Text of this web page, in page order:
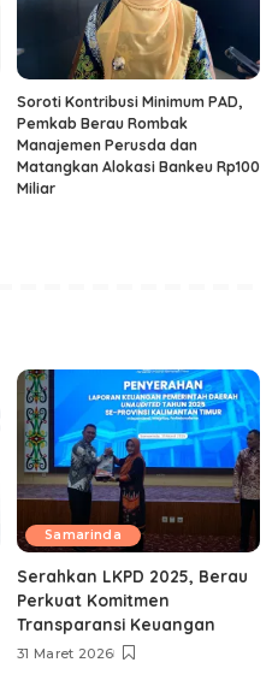
Soroti Kontribusi Minimum PAD,
Pemkab Berau Rombak
Manajemen Perusda dan
Matangkan Alokasi Bankeu Rp100
Miliar
Samarinda
Serahkan LKPD 2025, Berau
Perkuat Komitmen
Transparansi Keuangan
31 Maret 2026